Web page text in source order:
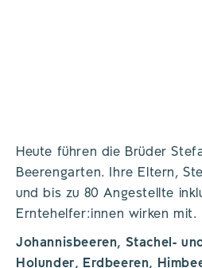
Heute führen die Brüder
Beerengarten. Ihre Eltern,
und bis zu 80 Angestellte
Erntehelfer:innen wirken mit.
Johannisbeeren, Stachel-
Holunder, Erdbeeren,